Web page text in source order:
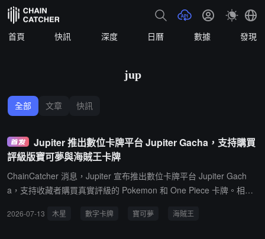
首頁 快訊 深度 日曆 數據 發現
jup
全部 文章 快訊
Jupiter 推出數位卡牌平台 Jupiter Gacha，支持購買
評級版寶可夢與海賊王卡牌
ChainCatcher 消息，Jupiter 宣布推出數位卡牌平台 Jupiter Gach
a，支持收藏者購買真實評級的 Pokemon 和 One Piece 卡牌。相關
紹，Jupiter Gacha 的每次抽取對應一張經過認證的評級卡牌，用戶
2026-07-13 木星 數字卡牌 寶可夢 海賊王